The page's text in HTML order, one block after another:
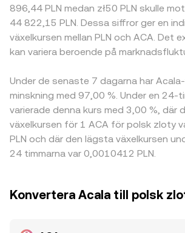
896,44 PLN medan zł50 PLN skulle
44 822,15 PLN. Dessa siffror ger en
växelkursen mellan PLN och ACA. Det
kan variera beroende på
Under de senaste 7 dagarna har
minskning med 97,00 %. Under en 24-
varierade denna kurs med 3,00 %, där
växelkursen för 1 ACA för polsk zloty
PLN och där den lägsta växelkursen
24 timmarna var 0,0010412 PLN.
Konvertera Acala till polsk